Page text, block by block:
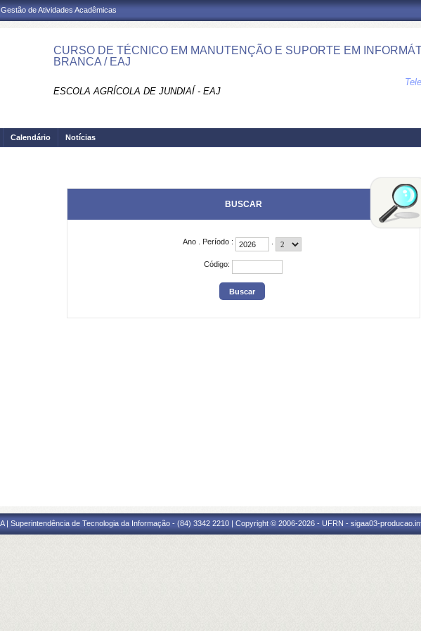
de Atividades Acadêmicas
CURSO DE TÉCNICO EM MANUTENÇÃO E SUPORTE EM
BRANCA / EAJ
ESCOLA AGRÍCOLA DE JUNDIAÍ - EAJ
Calendário Notícias
BUSCAR
Ano Período :
Código:
| Superintendência de Tecnologia da Informação - (84) 3342 2210 | Copyright © 2006-2026 - UFRN - sigaa03-